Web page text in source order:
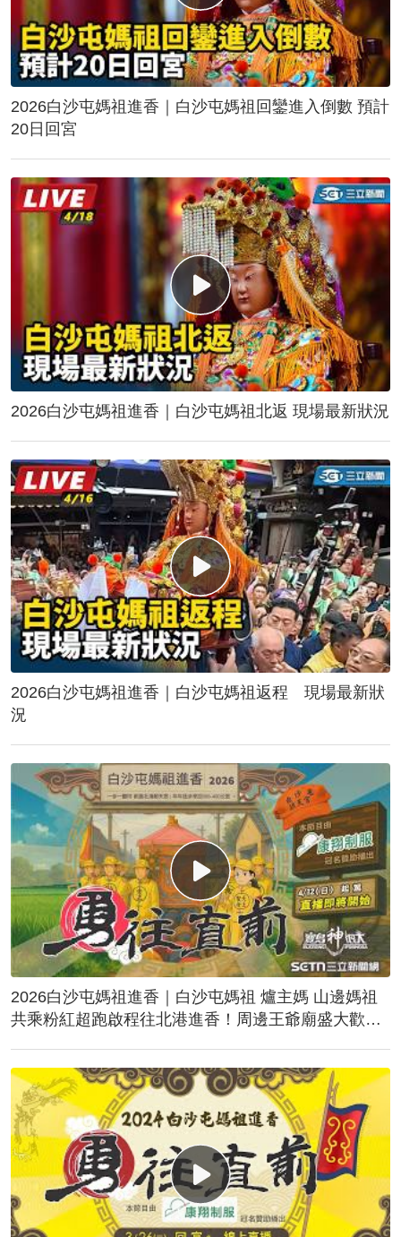
2026白沙屯媽祖進香｜白沙屯媽祖回鑾進入倒數 預計
20日回宮
2026白沙屯媽祖進香｜白沙屯媽祖北返 現場最新狀況
2026白沙屯媽祖進香｜白沙屯媽祖返程 現場最新狀
況
2026白沙屯媽祖進香｜白沙屯媽祖 爐主媽 山邊媽祖
共乘粉紅超跑啟程往北港進香！周邊王爺廟盛大歡